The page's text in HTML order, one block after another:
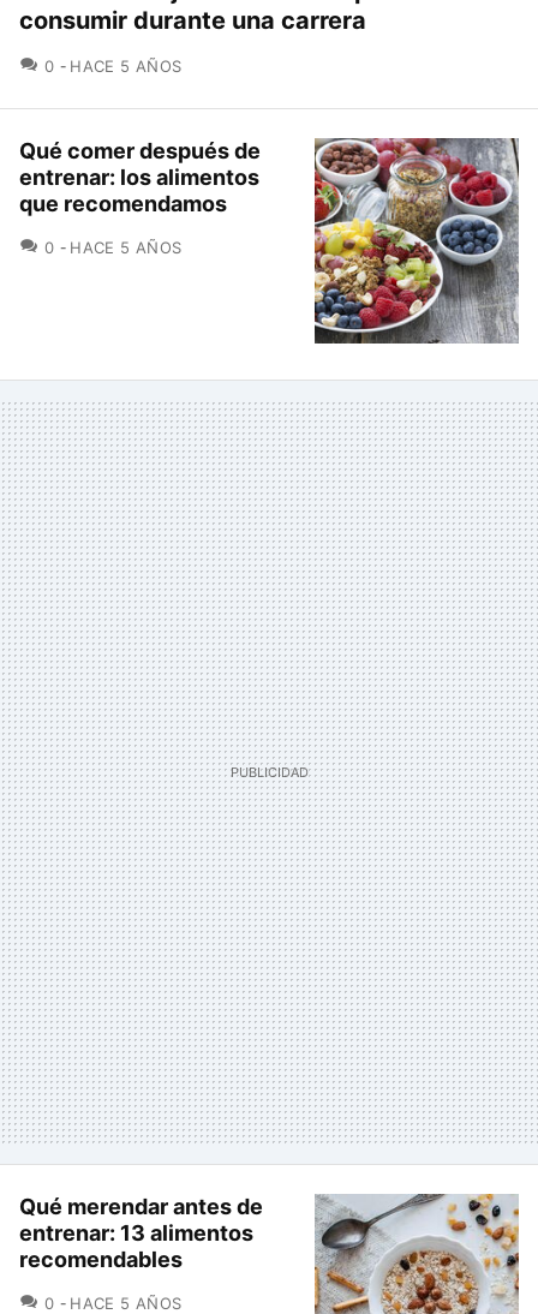
consumir durante una carrera
0 COMENTARIOS
HACE 5 AÑOS
Qué comer después de
entrenar: los alimentos
que recomendamos
0 COMENTARIOS
HACE 5 AÑOS
Qué merendar antes de
entrenar: 13 alimentos
recomendables
0 COMENTARIOS
HACE 5 AÑOS